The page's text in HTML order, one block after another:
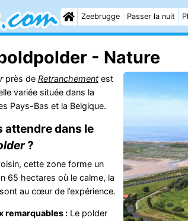
Zeebrugge Passer la nuit
- Nature
près de Retranchementest
variée située dans la
Pays-Bas et la Belgique.
attendre dans le
?
cette zone forme un
65 hectares où le calme, la
au cœur de l’expérience.
remarquables :Le polder